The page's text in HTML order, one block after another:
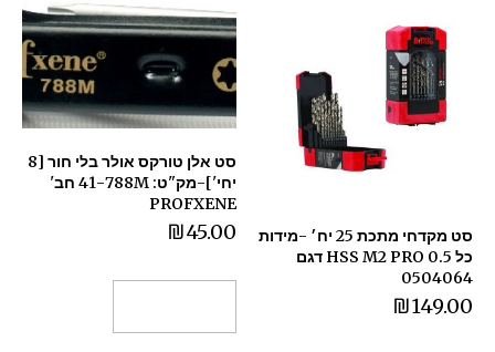
סט מקדחי מתכת 25 יח׳ -מידות
כל 0.5 HSS M2 PRO דגם
0504064
₪149.00
סט אלן טורקס אולר בלי חור [8
יחי']-מק"ט: 41-788M חב'
PROFXENE
₪45.00